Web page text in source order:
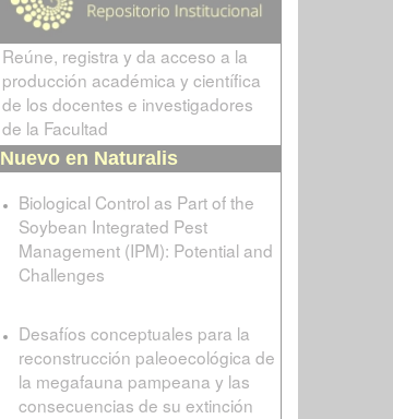
Reúne, registra y da acceso a la
producción académica y científica
de los docentes e investigadores
de la Facultad
Nuevo en Naturalis
Biological Control as Part of the
Soybean Integrated Pest
Management (IPM): Potential and
Challenges
Desafíos conceptuales para la
reconstrucción paleoecológica de
la megafauna pampeana y las
consecuencias de su extinción